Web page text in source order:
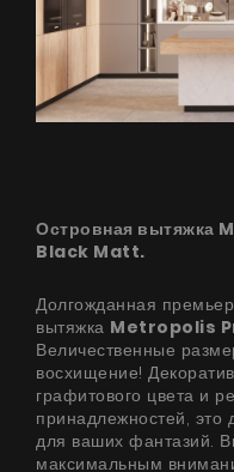
Островная
Black Matt.
Долгожданная
вытяжка Metropolis
Величественные
восхищение!
графитового цвета и
принадлежностей, это
для ваших фантазий.
максимальным